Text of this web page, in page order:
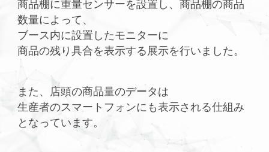
商品棚に重量センサーを設置し、商品棚の商品
数量によって、
ブース内に設置したモニターに
商品の残り具合を表示する展示を行いました。
また、店頭の商品量のデータは
生産者のスマートフォンにも表示される仕組み
となっています。